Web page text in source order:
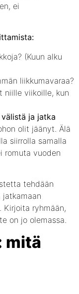
ei
(Kuun alku
liikkumavaraa?
niille viikoille, kun
ja jatka
olit jäänyt. Älä
siirrolla samalla
romuta vuoden
tehdään
jatkamaan
Kirjoita ryhmään,
on jo olemassa.
mitä